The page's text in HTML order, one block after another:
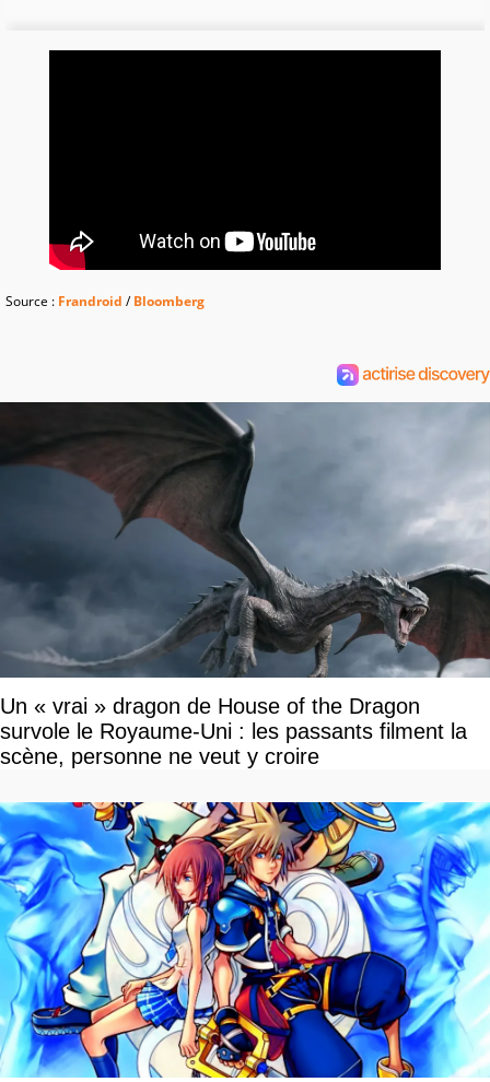
Source : Frandroid /Bloomberg
Un « vrai » dragon de House of the Dragon
survole le Royaume-Uni : les passants filment la
scène, personne ne veut y croire